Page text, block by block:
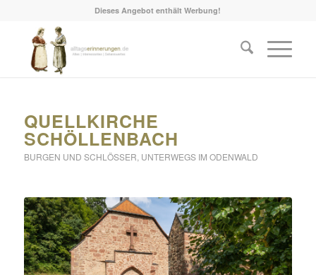
Dieses Angebot enthält Werbung!
QUELLKIRCHE
SCHÖLLENBACH
BURGEN UND SCHLÖSSER, UNTERWEGS IM ODENWALD